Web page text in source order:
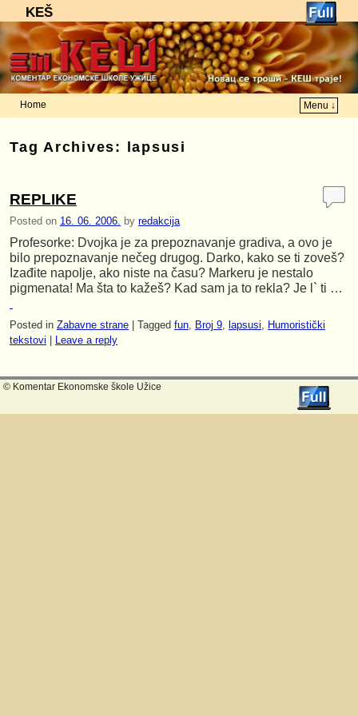
KEŠ
Home
Menu ↓
Tag Archives: lapsusi
REPLIKE
Posted on 16. 06. 2006. by redakcija
Profesorke: Dvojka je za prepoznavanje gradiva, a ovo je
bilo prepoznavanje nečeg drugog. Darko, kako se ti zoveš?
Izađite napolje, ako niste na času? Markeru je nestalo
pigmenata! Ma šta to kažeš? Kad sam ja to rekla? Je l` ti …
Posted in Zabavne strane Tagged fun, Broj 9, lapsusi, Humoristički
tekstovi
Leave a reply
© Komentar Ekonomske škole Užice